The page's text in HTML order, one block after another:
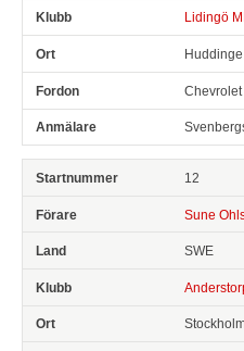
Lidingö
Huddinge
12
Sune
SWE